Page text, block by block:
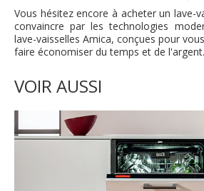
Vous hésitez encore à acheter un lave-
convaincre par les technologies
lave-vaisselles Amica, conçues pour
faire économiser du temps et de l'argent.
VOIR AUSSI